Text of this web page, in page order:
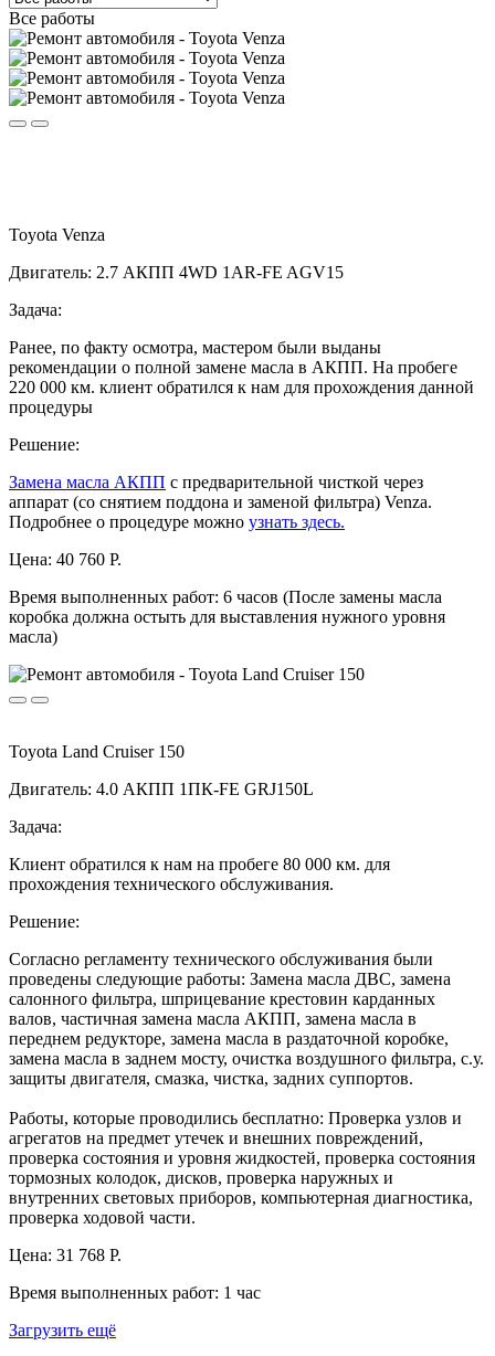
Все работы
Toyota Venza
Двигатель: 2.7 АКПП 4WD 1AR-FE AGV15
Задача:
Ранее, по факту осмотра, мастером были выданы
рекомендации о полной замене масла в АКПП. На пробеге
220 000 км. клиент обратился к нам для прохождения данной
процедуры
Решение:
Замена масла АКПП с предварительной чисткой через
аппарат (со снятием поддона и заменой фильтра) Venza.
Подробнее о процедуре можно узнать здесь.
Цена: 40 760 Р.
Время выполненных работ: 6 часов (После замены масла
коробка должна остыть для выставления нужного уровня
масла)
Toyota Land Cruiser 150
Двигатель: 4.0 АКПП 1ПК-FE GRJ150L
Задача:
Клиент обратился к нам на пробеге 80 000 км. для
прохождения технического обслуживания.
Решение:
Согласно регламенту технического обслуживания были
проведены следующие работы: Замена масла ДВС, замена
салонного фильтра, шприцевание крестовин карданных
валов, частичная замена масла АКПП, замена масла в
переднем редукторе, замена масла в раздаточной коробке,
замена масла в заднем мосту, очистка воздушного фильтра, с.у.
защиты двигателя, смазка, чистка, задних суппортов.
Работы, которые проводились бесплатно: Проверка узлов и
агрегатов на предмет утечек и внешних повреждений,
проверка состояния и уровня жидкостей, проверка состояния
тормозных колодок, дисков, проверка наружных и
внутренних световых приборов, компьютерная диагностика,
проверка ходовой части.
Цена: 31 768 Р.
Время выполненных работ: 1 час
Загрузить ещё